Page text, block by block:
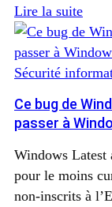
Lire la suite
Sécurité
Ce bug de
passer à
Windows Latest
pour le moins
non-inscrits à